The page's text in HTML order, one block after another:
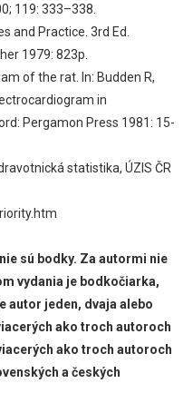
119: 333–338.
and Practice. 3rd Ed.
1979: 823p.
of the rat. In: Budden R,
in
Pergamon Press 1981: 15-
statistika, ÚZIS ČR
sú bodky. Za autormi nie
vydania je bodkočiarka,
autor jeden, dvaja alebo
ako troch autoroch
ako troch autoroch
a českých